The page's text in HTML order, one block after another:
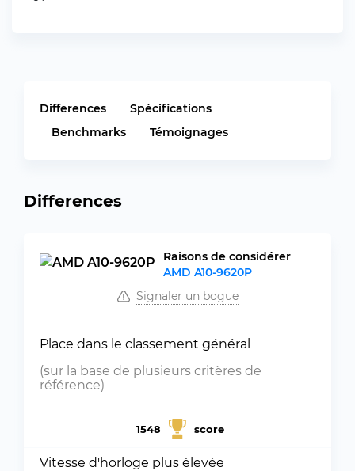
Differences
Spécifications
Benchmarks
Témoignages
Differences
Raisons de considérer
AMD A10-9620P
Signaler un bogue
Place dans le classement général
(sur la base de plusieurs critères de
référence)
1548 score
Vitesse d'horloge plus élevée